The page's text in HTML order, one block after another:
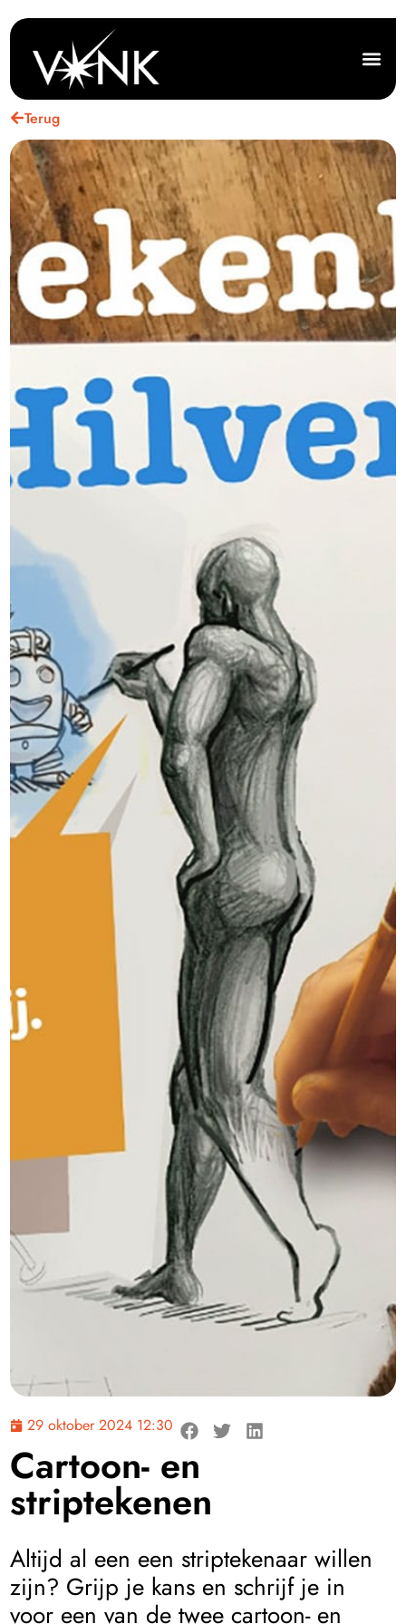
Terug
29 oktober 2024 12:30
Cartoon- en
striptekenen
Altijd al een een striptekenaar willen
zijn? Grijp je kans en schrijf je in
voor een van de twee cartoon- en